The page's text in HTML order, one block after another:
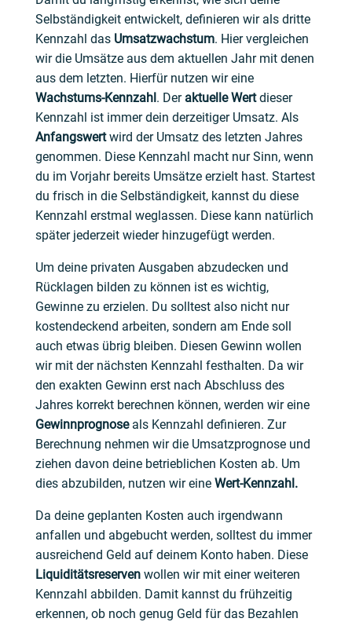
Selbständigkeit entwickelt, definieren wir als dritte
Kennzahl das Umsatzwachstum. Hier vergleichen
wir die Umsätze aus dem aktuellen Jahr mit denen
aus dem letzten. Hierfür nutzen wir eine
Wachstums-Kennzahl. Der aktuelle Wertdieser
Kennzahl ist immer dein derzeitiger Umsatz. Als
Anfangswertwird der Umsatz des letzten Jahres
genommen. Diese Kennzahl macht nur Sinn, wenn
du im Vorjahr bereits Umsätze erzielt hast. Startest
du frisch in die Selbständigkeit, kannst du diese
Kennzahl erstmal weglassen. Diese kann natürlich
später jederzeit wieder hinzugefügt werden.
Um deine privaten Ausgaben abzudecken und
Rücklagen bilden zu können ist es wichtig,
Gewinne zu erzielen. Du solltest also nicht nur
kostendeckend arbeiten, sondern am Ende soll
auch etwas übrig bleiben. Diesen Gewinn wollen
wir mit der nächsten Kennzahl festhalten. Da wir
den exakten Gewinn erst nach Abschluss des
Jahres korrekt berechnen können, werden wir eine
Gewinnprognoseals Kennzahl definieren. Zur
Berechnung nehmen wir die Umsatzprognose und
ziehen davon deine betrieblichen Kosten ab. Um
dies abzubilden, nutzen wir eine Wert-Kennzahl.
Da deine geplanten Kosten auch irgendwann
anfallen und abgebucht werden, solltest du immer
ausreichend Geld auf deinem Konto haben. Diese
Liquiditätsreservenwollen wir mit einer weiteren
Kennzahl abbilden. Damit kannst du frühzeitig
erkennen, ob noch genug Geld für das Bezahlen